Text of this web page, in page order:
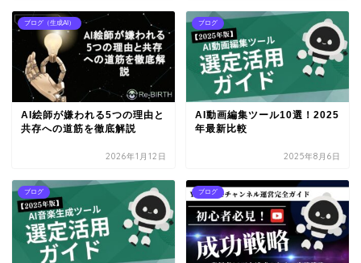
ブログ（生成AI）
AI絵師が嫌われる5つの理由と
共存への道筋を徹底解説
2026年1月12日
ブログ
AI動画編集ツール10選！2025
年最新比較
2025年8月6日
ブログ ブログ